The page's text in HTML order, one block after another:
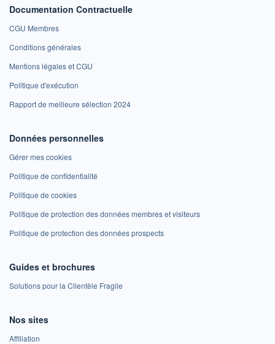
Documentation Contractuelle
CGU Membres
Conditions générales
Mentions légales et CGU
Politique d'exécution
Rapport de meilleure sélection 2024
Données personnelles
Gérer mes cookies
Politique de confidentialité
Politique de cookies
Politique de protection des données membres et visiteurs
Politique de protection des données prospects
Guides et brochures
Solutions pour la Clientèle Fragile
Nos sites
Affiliation